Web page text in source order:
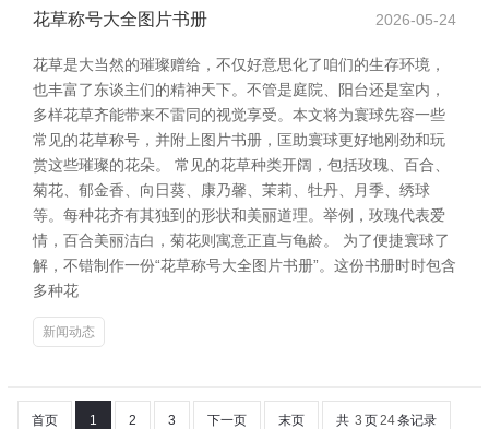
花草称号大全图片书册 2026-05-24
花草是大当然的璀璨赠给，不仅好意思化了咱们的生存环境，
也丰富了东谈主们的精神天下。不管是庭院、阳台还是室内，
多样花草齐能带来不雷同的视觉享受。本文将为寰球先容一些
常见的花草称号，并附上图片书册，匡助寰球更好地刚劲和玩
赏这些璀璨的花朵。 常见的花草种类开阔，包括玫瑰、百合、
菊花、郁金香、向日葵、康乃馨、茉莉、牡丹、月季、绣球
等。每种花齐有其独到的形状和美丽道理。举例，玫瑰代表爱
情，百合美丽洁白，菊花则寓意正直与龟龄。 为了便捷寰球了
解，不错制作一份“花草称号大全图片书册”。这份书册时时包含
多种花
新闻动态
首页 1 2 3 下一页 末页 共 3 页24条记录